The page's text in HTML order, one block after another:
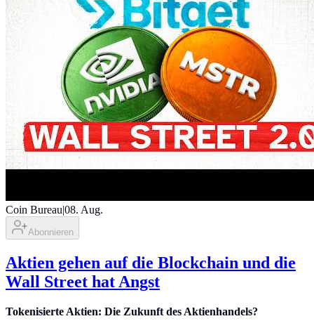
Coin Bureau|08. Aug.
Abonnieren
Aktien gehen auf die Blockchain und die
Wall Street hat Angst
Tokenisierte Aktien: Die Zukunft des Aktienhandels?